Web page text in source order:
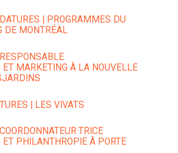
| PROGRAMMES DU
DE MONTRÉAL
MARKETING À LA NOUVELLE
| LES VIVATS
PHILANTHROPIE À PORTE